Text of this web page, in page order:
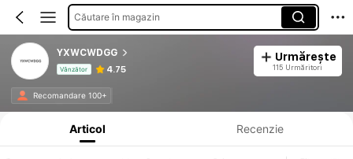
Căutare în magazin
YXWCWDGG
Vânzător 4.75
Urmărește
115 Urmăritori
Recomandare 100+
Informații despre produs: Divulgarea prețului, detalii privind vânzările și stocul.
Articol Recenzie